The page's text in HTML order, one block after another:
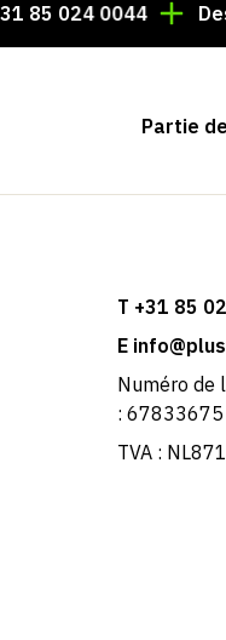
0044 Des
Partie
T +31 85
E
Numéro de
: 67833675
TVA :